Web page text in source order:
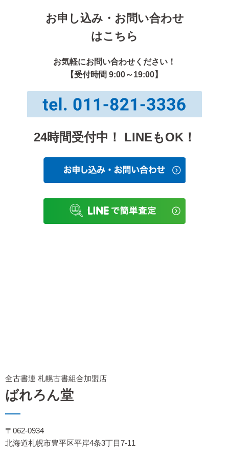
お申し込み・お問い合わせ
はこちら
お気軽にお問い合わせください！
【受付時間 9:00～19:00】
24時間受付中！ LINEもOK！
全古書連 札幌古書組合加盟店
ばれろん堂
〒062-0934
北海道札幌市豊平区平岸4条3丁目7-11